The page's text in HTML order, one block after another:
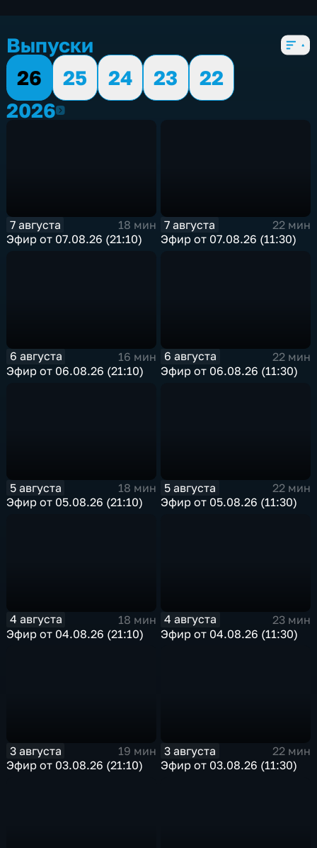
Выпуски
26
25 24 23
22
20262026
7 августа
18 мин
Эфир от 07.08.26 (21:10)
7 августа
22 мин
Эфир от 07.08.26 (11:30)
6 августа
16 мин
Эфир от 06.08.26 (21:10)
6 августа
22 мин
Эфир от 06.08.26 (11:30)
5 августа
18 мин
Эфир от 05.08.26 (21:10)
5 августа
22 мин
Эфир от 05.08.26 (11:30)
4 августа
18 мин
Эфир от 04.08.26 (21:10)
4 августа
23 мин
Эфир от 04.08.26 (11:30)
3 августа
19 мин
Эфир от 03.08.26 (21:10)
3 августа
22 мин
Эфир от 03.08.26 (11:30)